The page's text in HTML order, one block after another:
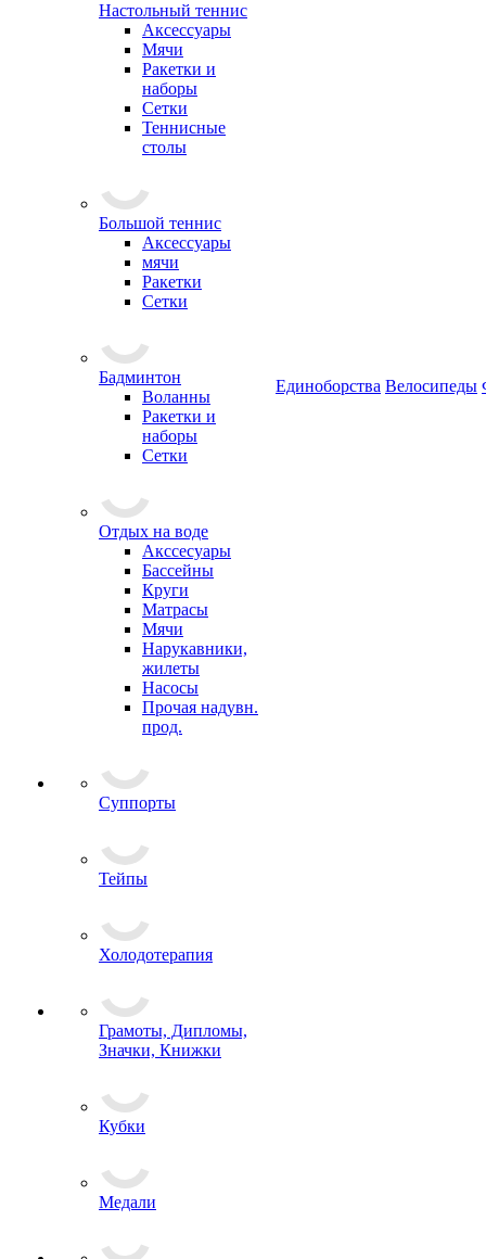
Настольный теннис
Аксессуары
Мячи
Ракетки и
наборы
Сетки
Теннисные
столы
Большой теннис
Аксессуары
мячи
Ракетки
Сетки
Бадминтон
Воланны
Ракетки и
наборы
Сетки
Отдых на воде
Акссесуары
Бассейны
Круги
Матрасы
Мячи
Нарукавники,
жилеты
Насосы
Прочая надувн.
прод.
Суппорты
Тейпы
Холодотерапия
Грамоты, Дипломы,
Значки, Книжки
Кубки
Медали
Единоборства Велосипеды